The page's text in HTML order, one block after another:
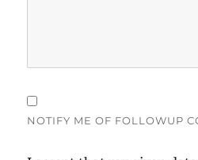
NOTIFY ME OF FOLLOWUP